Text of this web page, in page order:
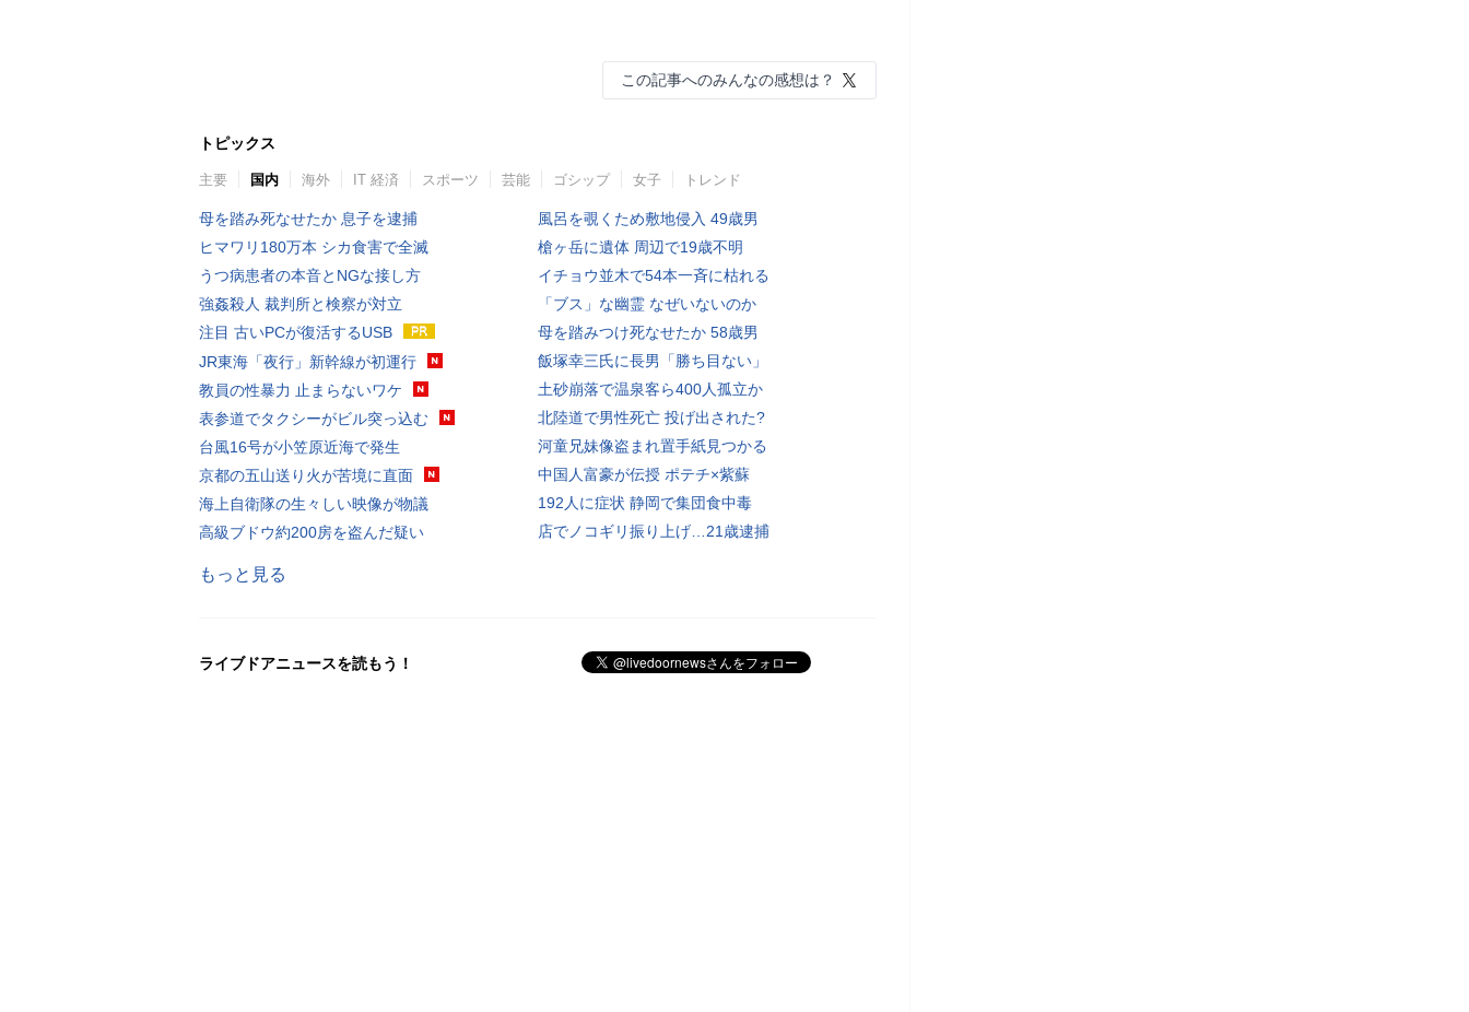
この記事へのみんなの感想は？
トピックス
主要 国内 海外 IT 経済 スポーツ 芸能 ゴシップ 女子 トレンド
母を踏み死なせたか 息子を逮捕
ヒマワリ180万本 シカ食害で全滅
うつ病患者の本音とNGな接し方
強姦殺人 裁判所と検察が対立
注目 古いPCが復活するUSB
JR東海「夜行」新幹線が初運行
教員の性暴力 止まらないワケ
表参道でタクシーがビル突っ込む
台風16号が小笠原近海で発生
京都の五山送り火が苦境に直面
海上自衛隊の生々しい映像が物議
高級ブドウ約200房を盗んだ疑い
風呂を覗くため敷地侵入 49歳男
槍ヶ岳に遺体 周辺で19歳不明
イチョウ並木で54本一斉に枯れる
「ブス」な幽霊 なぜいないのか
母を踏みつけ死なせたか 58歳男
飯塚幸三氏に長男「勝ち目ない」
土砂崩落で温泉客ら400人孤立か
北陸道で男性死亡 投げ出された?
河童兄妹像盗まれ置手紙見つかる
中国人富豪が伝授 ポテチ×紫蘇
192人に症状 静岡で集団食中毒
店でノコギリ振り上げ…21歳逮捕
もっと見る
ライブドアニュースを読もう！